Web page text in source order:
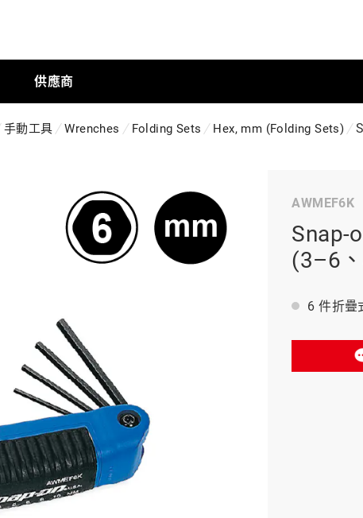
科技商店
BAHCO 瑞典魚牌
供應商
手動工具 Wrenches Folding Sets Hex, mm (Folding Sets)
AWMEF6K
Snap-
(3–6
6 件折疊